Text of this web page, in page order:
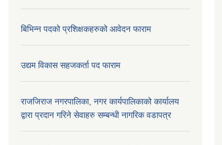
बिभिन्न पदको प्रशिक्षकहरुको आवेदन फाराम
उद्यम विकास सहजकर्ता पद फाराम
राजजिराज नगरपालिका, नगर कार्यपालिकाको कार्यालय
द्वारा प्रदान गरिने सेवाहरु सम्बन्धी नागरिक वडापत्र